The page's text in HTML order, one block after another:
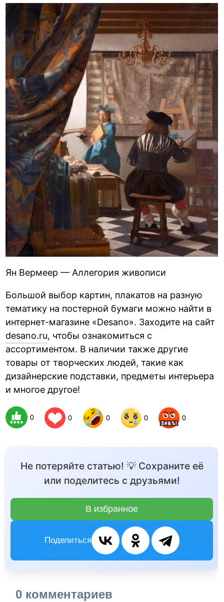
Ян Вермеер — Аллегория живописи
Большой выбор картин, плакатов на разную
тематику на постерной бумаги можно найти в
интернет-магазине «Desano». Заходите на сайт
desano.ru, чтобы ознакомиться с
ассортиментом. В наличии также другие
товары от творческих людей, такие как
дизайнерские подставки, предметы интерьера
и многое другое!
0 0 0 0 0
Не потеряйте статью! 💡 Сохраните её
или поделитесь с друзьями!
В избранное
Поделиться
0 комментариев